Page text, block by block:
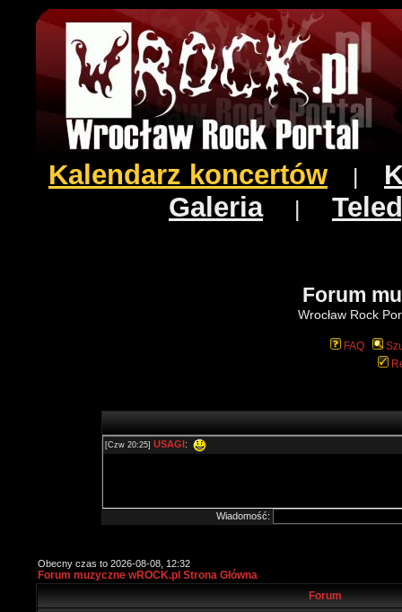
Kalendarz koncertów
Galeria|
Forum
Wrocław Rock
FAQ
Wiadomość:
Obecny czas to 2026-08-08, 12:32
Forum muzyczne wROCK.pl Strona Główna
Forum